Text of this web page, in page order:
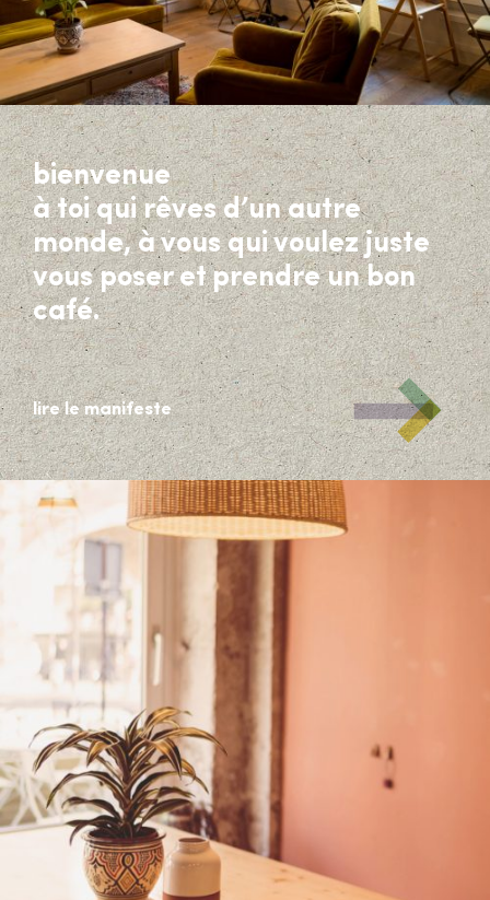
bienvenue
à toi qui rêves d’un autre
monde, à vous qui voulez juste
vous poser et prendre un bon
café.
lire le manifeste